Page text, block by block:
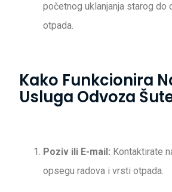
početnog uklanjanja starog do
otpada.
Kako Funkcionira
Usluga Odvoza
Poziv ili E-mail: Kontaktirate
opsegu radova i vrsti otpada.